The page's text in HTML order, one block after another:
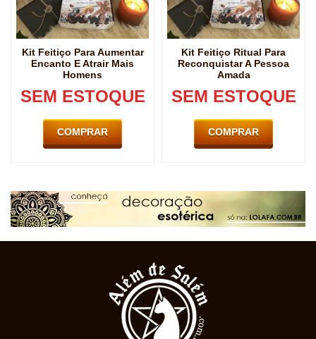
Kit Feitiço Para Aumentar
Encanto E Atrair Mais
Homens
SEM ESTOQUE
COMPRAR
Kit Feitiço Ritual Para
Reconquistar A Pessoa
Amada
SEM ESTOQUE
COMPRAR